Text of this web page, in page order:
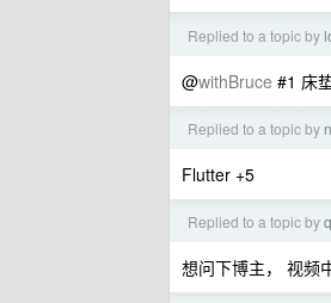
Replied to a topic by
@withBruce #1 床
Replied to a topic by
Flutter +5
Replied to a topic by
想问下博主， 视频